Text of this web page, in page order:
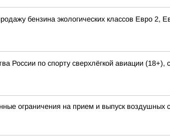
бензина экологических классов Евро 2,
России по спорту сверхлёгкой авиации
на прием и выпуск воздушных